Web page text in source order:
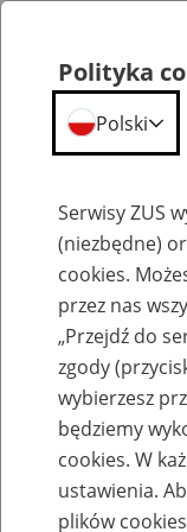
Komunikaty
Polityka
Polski
Serwisy ZUS
(niezbędne)
cookies.
przez nas
„Przejdź do
zgody
wybierzesz
będziemy
cookies. W
ustawienia.
plików